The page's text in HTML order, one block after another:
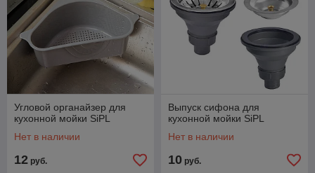
Угловой органайзер для
кухонной мойки SiPL
Нет в наличии
12 руб.
Выпуск сифона для
кухонной мойки SiPL
Нет в наличии
10 руб.